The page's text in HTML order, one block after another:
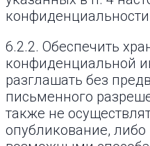
6.2.2. Обеспечить
конфиденциальной
разглашать без
письменного
также не
опубликование,